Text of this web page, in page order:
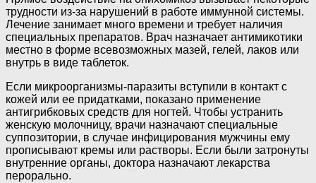
трудности из-за нарушений в работе иммунной системы.
Лечение занимает много времени и требует наличия
специальных препаратов. Врач назначает антимикотики
местно в форме всевозможных мазей, гелей, лаков или
внутрь в виде таблеток.
Если микроорганизмы-паразиты вступили в контакт с
кожей или ее придатками, показано применение
антигрибковых средств для ногтей. Чтобы устранить
женскую молочницу, врачи назначают специальные
суппозитории, в случае инфицирования мужчины ему
прописывают кремы или растворы. Если были затронуты
внутренние органы, доктора назначают лекарства
перорально.